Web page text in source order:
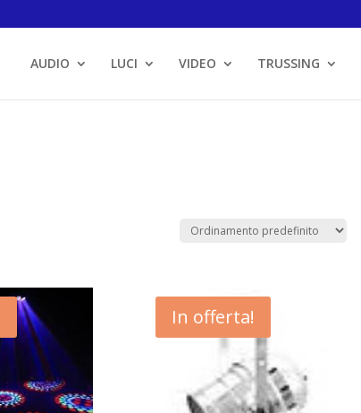
AUDIO LUCI VIDEO TRUSSING
In offerta!